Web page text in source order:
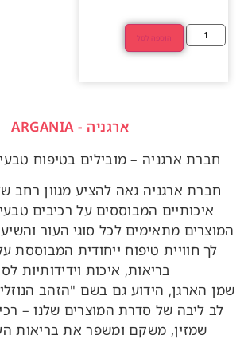
הוספה לסל
ארגניה - ARGANIA
חברת ארגניה – מובילים בטיפוח
חברת ארגניה גאה להציע מגוון רחב
איכותיים המבוססים על רכיבים
המוצרים מתאימים לכל סוגי העור
לך חוויית טיפוח ייחודית המבוססת
בריאות, איכות וידידותיות
שמן הארגן, הידוע גם בשם "הזהב
לב ליבה של סדרת המוצרים שלנו –
שמזין, משקם ומשפר את בריאות